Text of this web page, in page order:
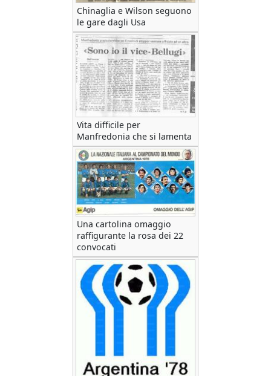
Chinaglia e Wilson seguono
le gare dagli Usa
Vita difficile per
Manfredonia che si lamenta
Una cartolina omaggio
raffigurante la rosa dei 22
convocati